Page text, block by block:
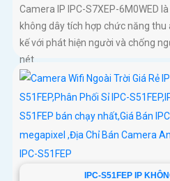
Camera IP IPC-S7XEP-6M0WED
không dây tích hợp chức năng
kế với phát hiện người và chống
nét...
IPC-S51FEP IP